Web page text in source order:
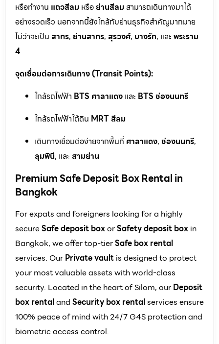
หรือทำงาน แถวสีลม หรือย่านสีลม สามารถเดินทางมาได้
อย่างรวดเร็ว นอกจากนี้ยังใกล้กับย่านธุรกิจสำคัญมากมาย
ไม่ว่าจะเป็น สาทร, ย่านสาทร, สุรวงศ์, บางรัก, และ พระราม
4
จุดเชื่อมต่อการเดินทาง (Transit Points):
ใกล้รถไฟฟ้า BTS ศาลาแดง และ BTS ช่องนนทรี
ใกล้รถไฟฟ้าใต้ดิน MRT สีลม
เดินทางเชื่อมต่อง่ายจากพื้นที่ ศาลาแดง, ช่องนนทรี,
ลุมพินี, และ สามย่าน
Premium Safe Deposit Box Rental in
Bangkok
For expats and foreigners looking for a highly
secureSafe deposit boxorSafety deposit box in
Bangkok, we offer top-tierSafe box rental
services. Our Private vault is designed to protect
your most valuable assets with world-class
security. Located in the heart of Silom, our Deposit
box rentaland Security box rentalservices ensure
100% peace of mind with 24/7 G4S protection and
biometric access control.